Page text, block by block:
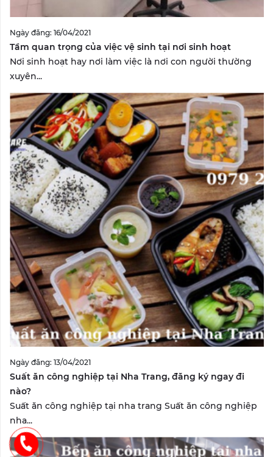
Ngày đăng: 16/04/2021
Tầm quan trọng của việc vệ sinh tại nơi sinh hoạt
Nơi sinh hoạt hay nơi làm việc là nơi con người thường
xuyên...
Ngày đăng: 13/04/2021
Suất ăn công nghiệp tại Nha Trang, đăng ký ngay đi
nào?
Suất ăn công nghiệp tại nha trang Suất ăn công nghiệp
nha...